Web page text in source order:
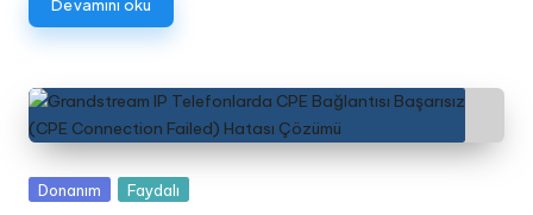
Devamını oku
Posted
Donanım Faydalı